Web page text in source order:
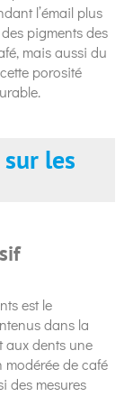
l’émail plus
pigments des
mais aussi du
porosité
les
est le
dans la
aux dents une
de café
des mesures